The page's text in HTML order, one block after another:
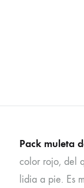
Pack muleta
color rojo, del
lidia a pie. Es